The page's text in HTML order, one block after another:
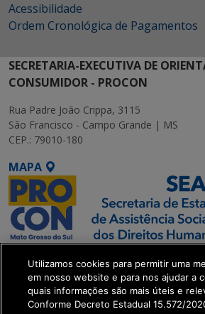
Acessibilidade
Ordem Cronológica de Pagamentos
SECRETARIA-EXECUTIVA DE
CONSUMIDOR - PROCON
Rua Padre João Crippa, 3115
São Francisco - Campo Grande | MS
CEP.: 79010-180
MAPA
SETDIG | Secretaria-
Executiva de
Transformação Digital
Utilizamos cookies para permitir uma
em nosso website e para nos ajudar a
quais informações são mais úteis e
Conforme Decreto Estadual 15.572/